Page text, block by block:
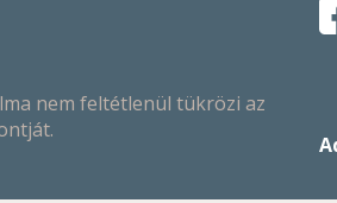
nem feltétlenül tükrözi az